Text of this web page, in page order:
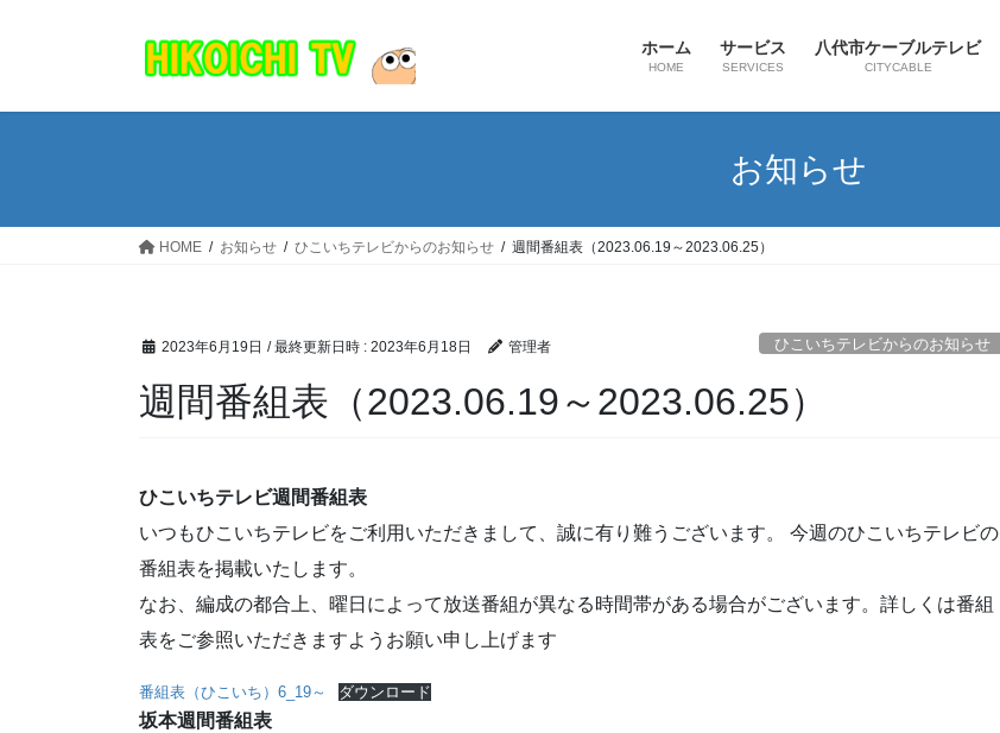
ホーム
HOME
サービス
SERVICES
八代市ケーブルテレビ
CITYCABLE
お知らせ
HOME お知らせ ひこいちテレビからのお知らせ 週間番組表（2023.06.19～2023.06.25）
2023年6月19日 / 最終更新日時 : 2023年6月18日 管理者 ひこいちテレビからのお知らせ
週間番組表（2023.06.19～2023.06.25）
ひこいちテレビ週間番組表
いつもひこいちテレビをご利用いただきまして、誠に有り難うございます。 今週のひこいちテレビの
番組表を掲載いたします。
なお、編成の都合上、曜日によって放送番組が異なる時間帯がある場合がございます。詳しくは番組
表をご参照いただきますようお願い申し上げます
番組表（ひこいち）6_19～ ダウンロード
坂本週間番組表